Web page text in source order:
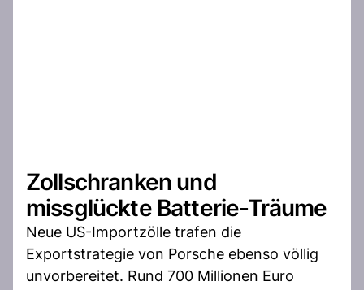
Zollschranken und
missglückte Batterie-Träume
Neue US-Importzölle trafen die
Exportstrategie von Porsche ebenso völlig
unvorbereitet. Rund 700 Millionen Euro